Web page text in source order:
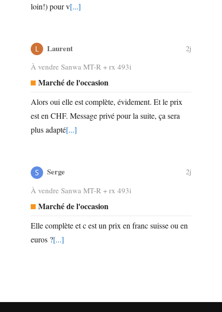
loin!) pour v[...]
Laurent
2j
À vendre Sanwa MT-R + rx 493i
Marché de l'occasion
Alors oui elle est complète, évidement. Et le prix
est en CHF. Message privé pour la suite, ça sera
plus adapté[...]
Serge
2j
À vendre Sanwa MT-R + rx 493i
Marché de l'occasion
Elle complète et c est un prix en franc suisse ou en
euros ?[...]